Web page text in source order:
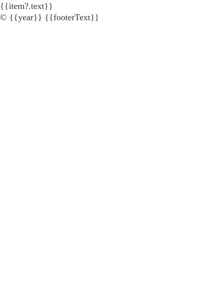
{{item?.text}}
© {{year}} {{footerText}}